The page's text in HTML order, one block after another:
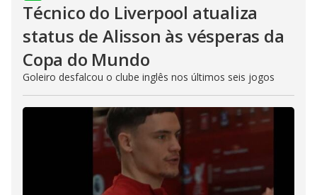
Técnico do Liverpool atualiza
status de Alisson às vésperas da
Copa do Mundo
Goleiro desfalcou o clube inglês nos últimos seis jogos